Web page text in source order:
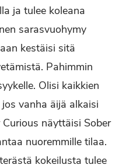
ja tulee koleana
sarasvuohymy
kestäisi sitä
Pahimmin
Olisi kaikkien
vanha äijä alkaisi
näyttäisi Sober
nuoremmille tilaa.
kokeilusta tulee